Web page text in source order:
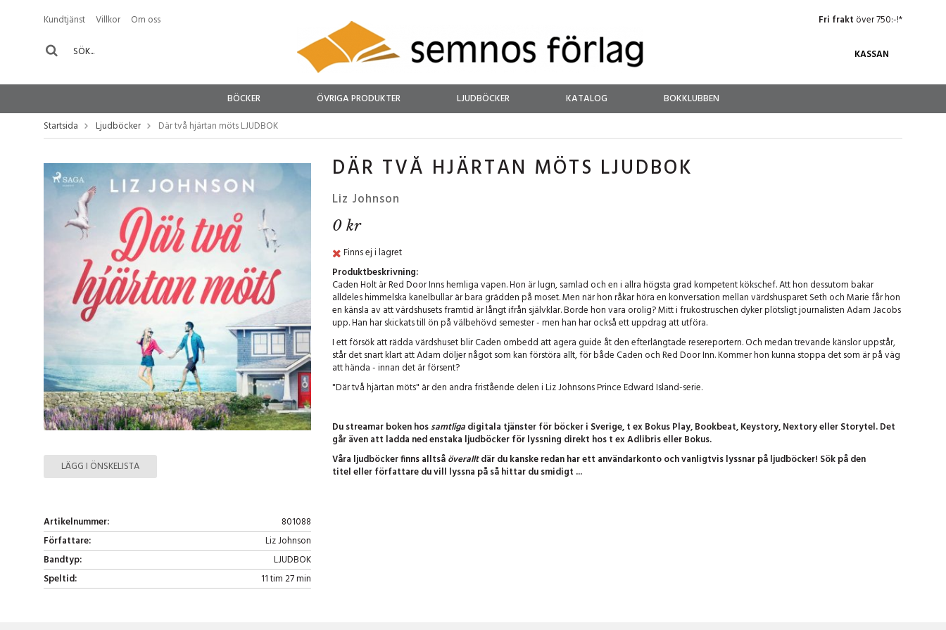
Kundtjänst Villkor Om oss Fri frakt över 750:-!*
KASSAN
BÖCKER ÖVRIGA PRODUKTER LJUDBÖCKER KATALOG
BOKKLUBBEN
Startsida
Ljudböcker Där två hjärtan möts LJUDBOK
LÄGG I ÖNSKELISTA
Artikelnummer:
801088
Författare:
Liz Johnson
Bandtyp:
LJUDBOK
Speltid:
11 tim 27 min
DÄR TVÅ HJÄRTAN MÖTS LJUDBOK
Liz Johnson
0 kr
Finns ej i lagret
Produktbeskrivning:
Caden Holt är Red Door Inns hemliga vapen. Hon är lugn, samlad och en i allra högsta grad kompetent kökschef. Att hon dessutom bakar
alldeles himmelska kanelbullar är bara grädden på moset. Men när hon råkar höra en konversation mellan värdshusparet Seth och Marie får hon
en känsla av att värdshusets framtid är långt ifrån självklar. Borde hon vara orolig? Mitt i frukostruschen dyker plötsligt journalisten Adam Jacobs
upp. Han har skickats till ön på välbehövd semester - men han har också ett uppdrag att utföra.
I ett försök att rädda värdshuset blir Caden ombedd att agera guide åt den efterlängtade resereportern. Och medan trevande känslor uppstår,
står det snart klart att Adam döljer något som kan förstöra allt, för både Caden och Red Door Inn. Kommer hon kunna stoppa det som är på väg
att hända - innan det är försent?
"Där två hjärtan möts" är den andra fristående delen i Liz Johnsons Prince Edward Island-serie.
Du streamar boken hossamtligadigitala tjänster för böcker i Sverige, t ex Bokus Play, Bookbeat, Keystory, Nextory eller Storytel. Det
går även att ladda ned enstaka ljudböcker för lyssning direkt hos t ex Adlibris eller Bokus.
Våra ljudböcker finns alltsåöveralltdär du kanske redan har ett användarkonto och vanligtvis lyssnar på ljudböcker! Sök på den
titel eller författare du vill lyssna på så hittar du smidigt ...